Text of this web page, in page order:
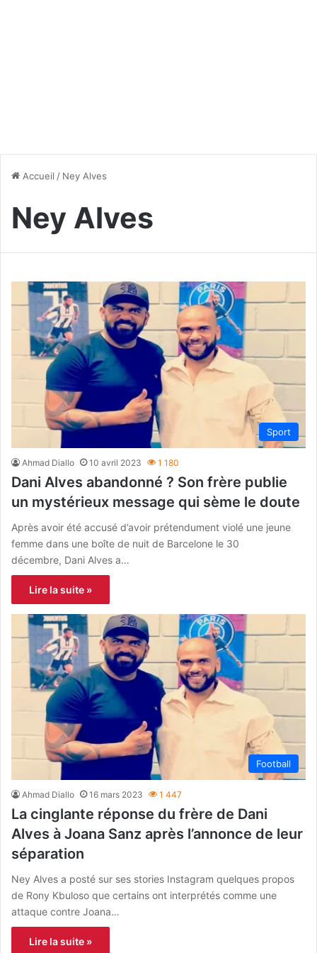
Accueil / Ney Alves
Ney Alves
Sport
Ahmad Diallo 10 avril 2023 1 180
Dani Alves abandonné ? Son frère publie
un mystérieux message qui sème le doute
Après avoir été accusé d’avoir prétendument violé une jeune
femme dans une boîte de nuit de Barcelone le 30
décembre, Dani Alves a…
Lire la suite »
Football
Ahmad Diallo 16 mars 2023 1 447
La cinglante réponse du frère de Dani
Alves à Joana Sanz après l’annonce de leur
séparation
Ney Alves a posté sur ses stories Instagram quelques propos
de Rony Kbuloso que certains ont interprétés comme une
attaque contre Joana…
Lire la suite »